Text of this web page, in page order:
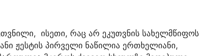
ისეთი, რაც არ ეკუთვნის სახელმწიფოს
ჟესტის პირველი ნაწილია ერთხელიანი,